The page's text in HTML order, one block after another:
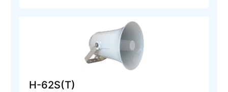
H-62S(T)